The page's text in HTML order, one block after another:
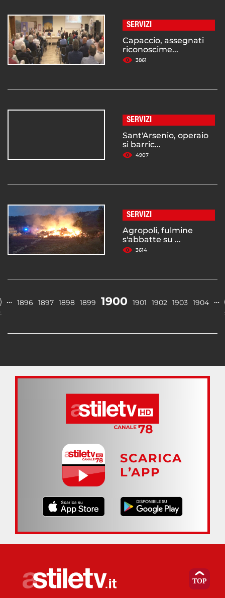
SERVIZI
Capaccio, assegnati
riconoscime...
3861
SERVIZI
Sant'Arsenio, operaio
si barric...
4907
SERVIZI
Agropoli, fulmine
s'abbatte su ...
3614
… 1896 1897 1898 1899 1900 1901 1902 1903 1904 …
SCARICA
L’APP